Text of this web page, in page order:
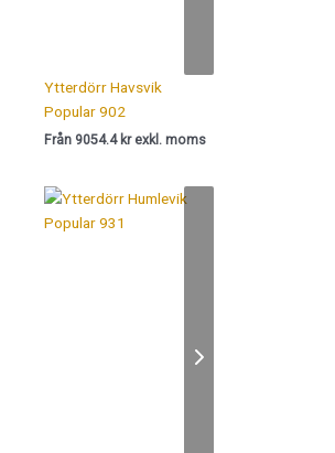
Ytterdörr Havsvik
Popular 902
Från 9054.4 kr exkl. moms